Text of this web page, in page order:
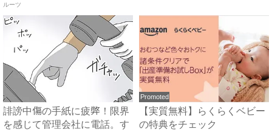
ルーツ
誹謗中傷の手紙に疲弊！限界
を感じて管理会社に電話。す
Promoted
【実質無料】らくらくベビー
の特典をチェック